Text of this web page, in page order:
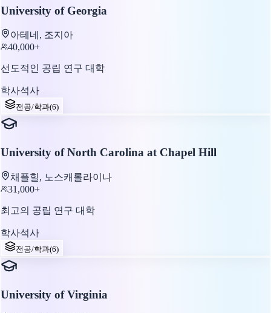
University of Georgia
아테네, 조지아
40,000+
선도적인 공립 연구 대학
학사석사
전공/학과(6)
University of North Carolina at Chapel Hill
채플힐, 노스캐롤라이나
31,000+
최고의 공립 연구 대학
학사석사
전공/학과(6)
University of Virginia